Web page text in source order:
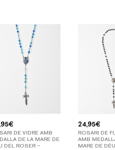
€
DE VIDRE AMB
DE LA MARE DE
DEL ROSER –
24,95€
ROSARI DE
AMB
MARE DE DÉU